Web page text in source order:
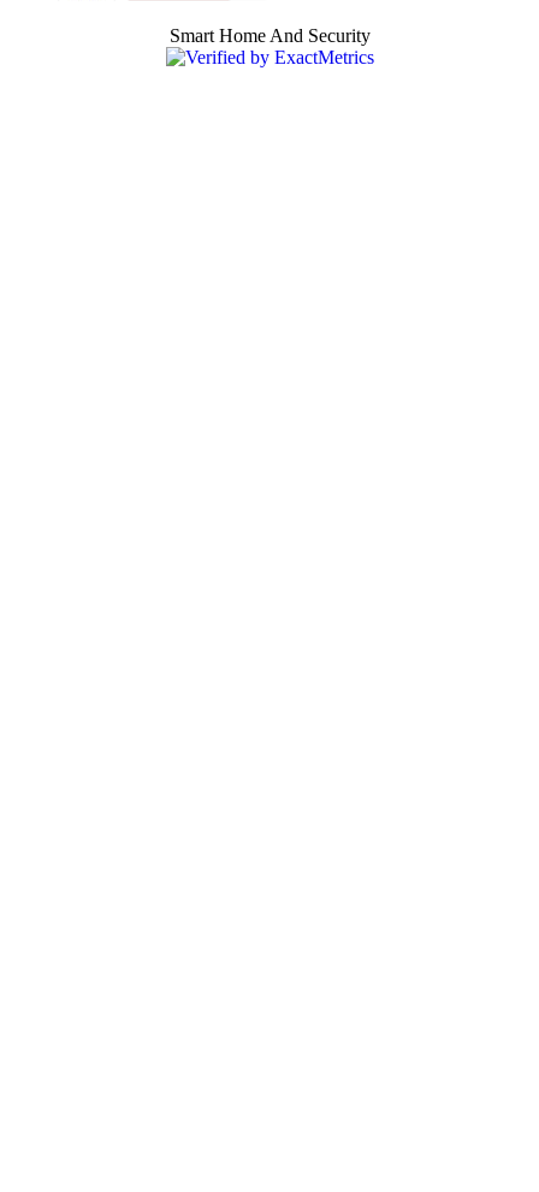
Smart Home And Security